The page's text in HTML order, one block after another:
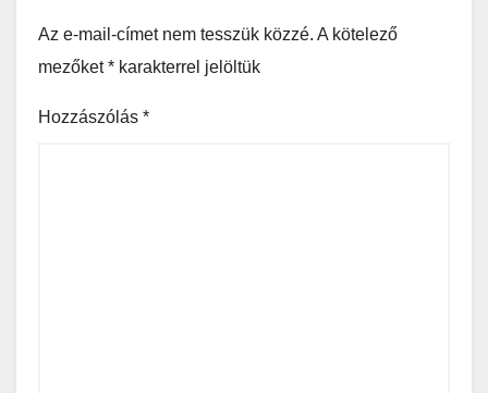
Az e-mail-címet nem tesszük közzé. A kötelező
mezőket* karakterrel jelöltük
Hozzászólás *